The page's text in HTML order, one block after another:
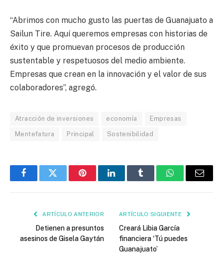
“Abrimos con mucho gusto las puertas de Guanajuato a
Sailun Tire. Aquí queremos empresas con historias de
éxito y que promuevan procesos de producción
sustentable y respetuosos del medio ambiente.
Empresas que crean en la innovación y el valor de sus
colaboradores”, agregó.
Atracción de inversiones economía Empresas
Mentefatura Principal Sostenibilidad
FacebookTwitter PinterestLinkedInTumblr WhatsAppEmail
ARTÍCULO ANTERIOR
Detienen a presuntos
asesinos de Gisela Gaytán
ARTÍCULO SIGUIENTE
Creará Libia García
financiera ‘Tú puedes
Guanajuato’